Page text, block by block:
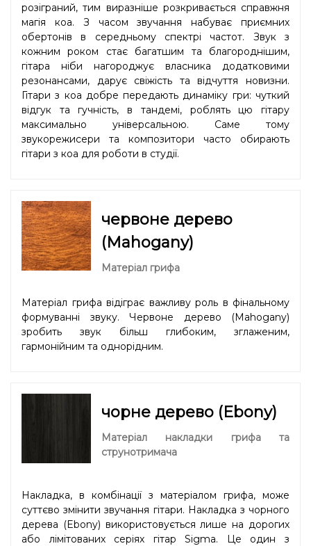
розіграний, тим виразніше розкривається справжня
магія коа. З часом звучання набуває приємних
обертонів в середньому спектрі частот. Звук з
кожним роком стає багатшим та благороднішим,
гітара ніби нагороджує власника додатковими
резонансами, дарує свіжість та відчуття новизни.
Гітари з коа добре передають динаміку гри: чуткий
відгук та гучність, в тандемі, роблять цю гітару
максимально універсальною. Саме тому
звукорежисери та композитори часто обирають
гітари з коа для роботи в студії.
червоне дерево
(Mahogany)
Матеріал грифа
Матеріал грифа відіграє важливу роль в фінальному
формуванні звуку. Червоне дерево (Mahogany)
зробить звук більш глибоким, зглаженим,
гармонійним та однорідним.
чорне дерево (Ebony)
Матеріал накладки грифа та
струнотримача
Накладка, в комбінації з матеріалом грифа, може
суттєво змінити звучання гітари. Накладка з чорного
дерева (Ebony) використовується лише на дорогих
або лімітованих серіях гітар Sigma. Це один з